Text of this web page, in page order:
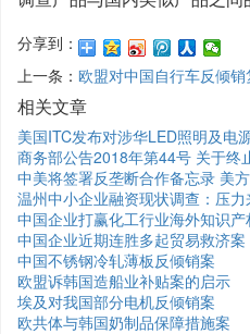
分享到：
上一条： 欧盟对中国自行车反倾销
相关文章
美国ITC发布对涉华LED照明及电
商务部公告2018年第44号 关于终
中美将签署反垄断合作备忘录 美
温州中小企业融资现状调查：压
中国企业打赢化工行业海外知识产
中国企业近期连胜多起贸易救济案
中国不锈钢冷轧薄板反倾销案
欧盟诉韩国造船业补贴案的启示
埃及对我国部分电机反倾销案
欧共体与韩国奶制品保障措施案